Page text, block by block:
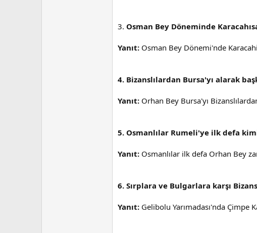
3. Osman Bey Döneminde
Yanıt: Osman Bey Dönemi'nde
4. Bizanslılardan Bursa'yı alarak
Yanıt: Orhan Bey Bursa'yı
5. Osmanlılar Rumeli'ye ilk defa
Yanıt: Osmanlılar ilk defa Orhan Bey
6. Sırplara ve Bulgarlara karşı
Yanıt: Gelibolu Yarımadası'nda Çimpe